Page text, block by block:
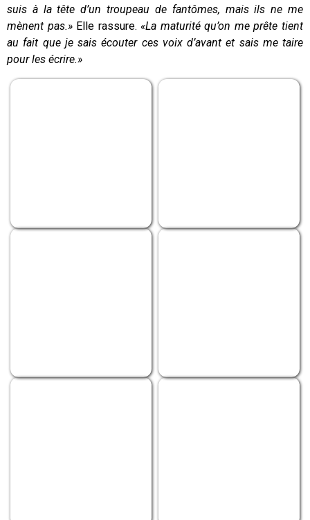
suis à la tête d’un troupeau de fantômes, mais ils ne me
mènent pas.»Elle rassure.«La maturité qu’on me prête tient
au fait que je sais écouter ces voix d’avant et sais me taire
pour les écrire.»